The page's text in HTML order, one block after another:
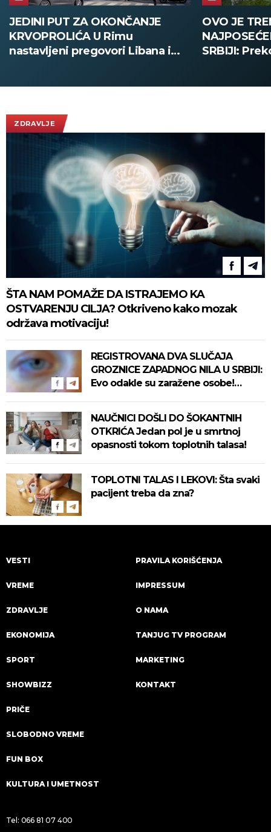
OVO JE TRENUTNO
NAJPOSEĆENIJA ATRAKCIJA U
SRBIJI: Preko 3.000 ljudi za
MILANO
FRANKA
ZDRAVLJE
ŠTA NAM POMAŽE DA ISTRAJEMO KA
OSTVARENJU CILJA? Otkriveno kako mozak
održava motivaciju!
REGISTROVANA DVA SLUČAJA
GROZNICE ZAPADNOG NILA U SRBIJI:
Evo odakle su zaražene osobe!
NAUČNICI DOŠLI DO ŠOKANTNIH
OTKRIĆA Jedan pol je u smrtnoj
opasnosti tokom toplotnih talasa!
TOPLOTNI TALAS I LEKOVI: Šta svaki
pacijent treba da zna?
VESTI
VREME
ZDRAVLJE
EKONOMIJA
SPORT
SHOWBIZZ
PRIČE
SLOBODNO VREME
FUN BOX
KULTURA I UMETNOST
PRAVILA KORIŠĆENJA
IMPRESSUM
O NAMA
TANJUG TV PROGRAM
MARKETING
KONTAKT
Tel: 066 81 07 400